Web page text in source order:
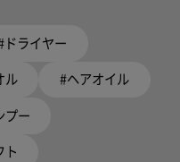
ドライヤー
ル #ヘアオイル
プー
ト